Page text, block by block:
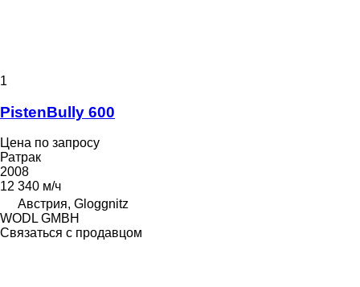
1
PistenBully 600
Цена по запросу
Ратрак
2008
12 340 м/ч
Австрия, Gloggnitz
WODL GMBH
Связаться с продавцом